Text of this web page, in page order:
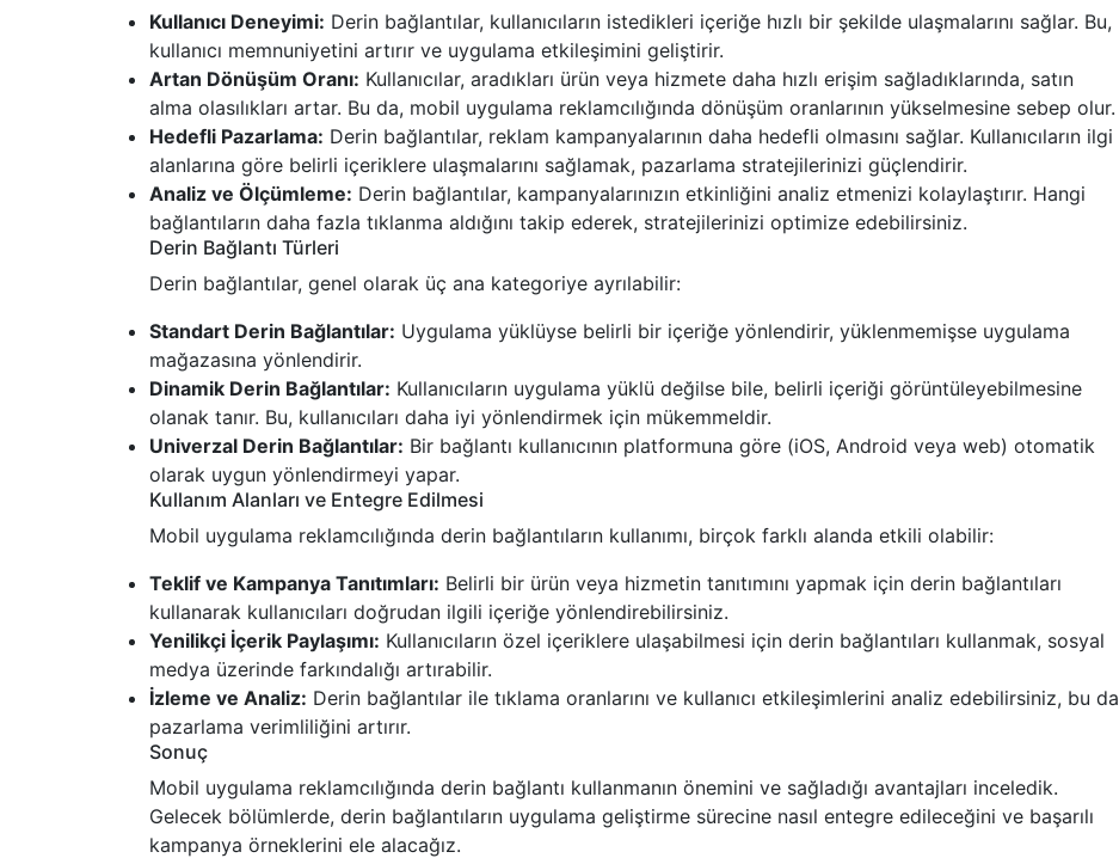
Kullanıcı Deneyimi: Derin bağlantılar, kullanıcıların istedikleri içeriğe hızlı bir şekilde ulaşmalarını sağlar. Bu,
kullanıcı memnuniyetini artırır ve uygulama etkileşimini geliştirir.
Artan Dönüşüm Oranı: Kullanıcılar, aradıkları ürün veya hizmete daha hızlı erişim sağladıklarında, satın
alma olasılıkları artar. Bu da, mobil uygulama reklamcılığında dönüşüm oranlarının yükselmesine sebep olur.
Hedefli Pazarlama: Derin bağlantılar, reklam kampanyalarının daha hedefli olmasını sağlar. Kullanıcıların ilgi
alanlarına göre belirli içeriklere ulaşmalarını sağlamak, pazarlama stratejilerinizi güçlendirir.
Analiz ve Ölçümleme: Derin bağlantılar, kampanyalarınızın etkinliğini analiz etmenizi kolaylaştırır. Hangi
bağlantıların daha fazla tıklanma aldığını takip ederek, stratejilerinizi optimize edebilirsiniz.
Derin Bağlantı Türleri
Derin bağlantılar, genel olarak üç ana kategoriye ayrılabilir:
Standart Derin Bağlantılar: Uygulama yüklüyse belirli bir içeriğe yönlendirir, yüklenmemişse uygulama
mağazasına yönlendirir.
Dinamik Derin Bağlantılar: Kullanıcıların uygulama yüklü değilse bile, belirli içeriği görüntüleyebilmesine
olanak tanır. Bu, kullanıcıları daha iyi yönlendirmek için mükemmeldir.
Univerzal Derin Bağlantılar: Bir bağlantı kullanıcının platformuna göre (iOS, Android veya web) otomatik
olarak uygun yönlendirmeyi yapar.
Kullanım Alanları ve Entegre Edilmesi
Mobil uygulama reklamcılığında derin bağlantıların kullanımı, birçok farklı alanda etkili olabilir:
Teklif ve Kampanya Tanıtımları: Belirli bir ürün veya hizmetin tanıtımını yapmak için derin bağlantıları
kullanarak kullanıcıları doğrudan ilgili içeriğe yönlendirebilirsiniz.
Yenilikçi İçerik Paylaşımı: Kullanıcıların özel içeriklere ulaşabilmesi için derin bağlantıları kullanmak, sosyal
medya üzerinde farkındalığı artırabilir.
İzleme ve Analiz: Derin bağlantılar ile tıklama oranlarını ve kullanıcı etkileşimlerini analiz edebilirsiniz, bu da
pazarlama verimliliğini artırır.
Sonuç
Mobil uygulama reklamcılığında derin bağlantı kullanmanın önemini ve sağladığı avantajları inceledik.
Gelecek bölümlerde, derin bağlantıların uygulama geliştirme sürecine nasıl entegre edileceğini ve başarılı
kampanya örneklerini ele alacağız.